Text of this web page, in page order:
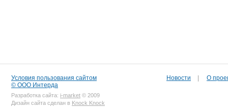
Условия пользования сайтом
© ООО Интерда
Разработка сайта: i-market © 2009
Дизайн сайта сделан в Knock Knock
Новости О